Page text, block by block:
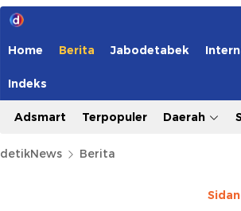
Home Berita Jabodetabek
Indeks
Adsmart Terpopuler Daerah
detikNews Berita